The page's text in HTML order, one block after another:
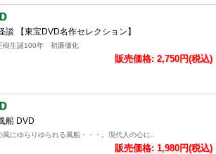
談 【東宝DVD名作セレクション】
樹生誕100年 初廉価化
販売価格: 2,750円(税込)
船 DVD
風にゆらりゆられる風船・・・。現代人の心に..
販売価格: 1,980円(税込)